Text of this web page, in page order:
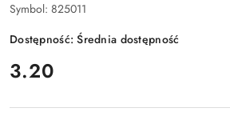
Symbol: 825011
Dostępność:Średnia dostępność
cena:
3.20